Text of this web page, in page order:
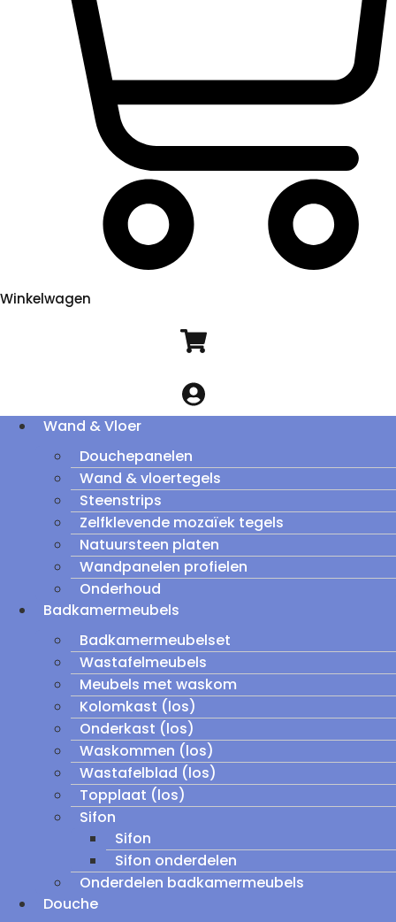
Winkelwagen
Wand & Vloer
Douchepanelen
Wand & vloertegels
Steenstrips
Zelfklevende mozaïek tegels
Natuursteen platen
Wandpanelen profielen
Onderhoud
Badkamermeubels
Badkamermeubelset
Wastafelmeubels
Meubels met waskom
Kolomkast (los)
Onderkast (los)
Waskommen (los)
Wastafelblad (los)
Topplaat (los)
Sifon
Sifon
Sifon onderdelen
Onderdelen badkamermeubels
Douche